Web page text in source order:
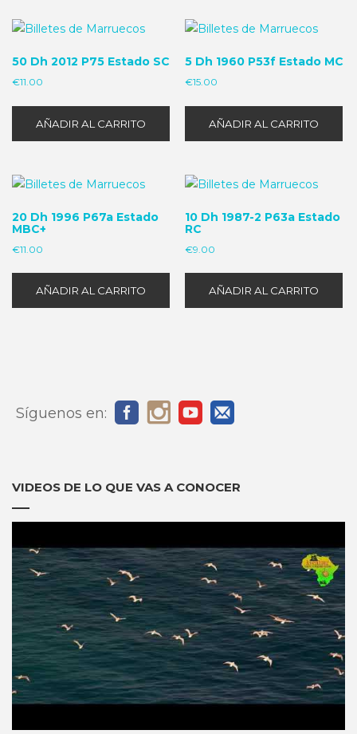
50 Dh 2012 P75 Estado SC
€11.00
AÑADIR AL CARRITO
5 Dh 1960 P53f Estado MC
€15.00
AÑADIR AL CARRITO
20 Dh 1996 P67a Estado
MBC+
€11.00
AÑADIR AL CARRITO
10 Dh 1987-2 P63a Estado
RC
€9.00
AÑADIR AL CARRITO
Síguenos en:
VIDEOS DE LO QUE VAS A CONOCER